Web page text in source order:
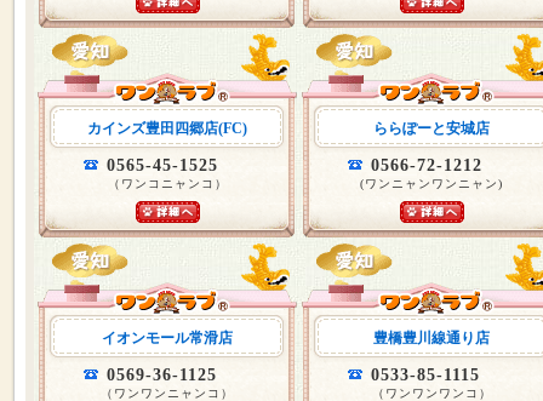
カインズ豊田四郷店(FC)
0565-45-1525
（ワンコニャンコ）
ららぽーと安城店
0566-72-1212
(ワンニャンワンニャン)
イオンモール常滑店
0569-36-1125
（ワンワンニャンコ）
豊橋豊川線通り店
0533-85-1115
（ワンワンワンコ）